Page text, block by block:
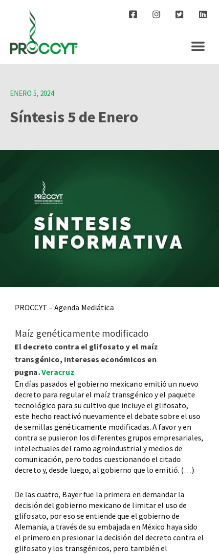
ENERO 5, 2024
Síntesis 5 de Enero
PROCCYT – Agenda Mediática
Maíz genéticamente modificado
El decreto contra el glifosato y el maíz
transgénico, intereses económicos en
pugna.Veracruz
En días pasados el gobierno mexicano emitió un nuevo
decreto para regular el maíz transgénico y el paquete
tecnológico para su cultivo que incluye el glifosato,
este hecho reactivó nuevamente el debate sobre el uso
de semillas genéticamente modificadas. A favor y en
contra se pusieron los diferentes grupos empresariales,
intelectuales del ramo agroindustrial y medios de
comunicación, pero todos cuestionando el citado
decreto y, desde luego, al gobierno que lo emitió. (…)
De las cuatro, Bayer fue la primera en demandar la
decisión del gobierno mexicano de limitar el uso de
glifosato, por eso se entiende que el gobierno de
Alemania, a través de su embajada en México haya sido
el primero en presionar la decisión del decreto contra el
glifosato y los transgénicos, pero también el